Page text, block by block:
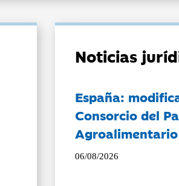
Noticias
España:
Consorcio del
06/08/2026